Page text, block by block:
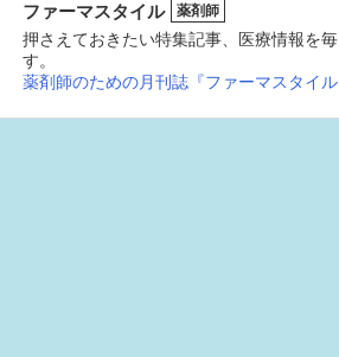
ファーマスタイル 薬剤師
押さえておきたい特集記事、医療情報を
す。
薬剤師のための月刊誌『ファーマスタイル